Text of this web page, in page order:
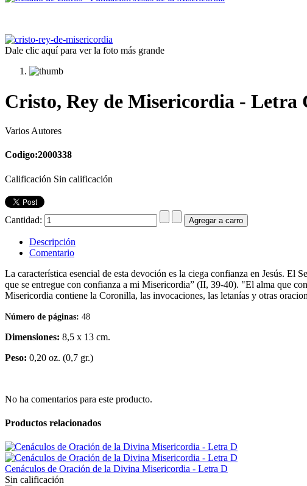
Dale clic aquí para ver la foto más grande
Cristo, Rey de Misericordia - Letra
Varios Autores
Codigo:2000338
Calificación Sin calificación
Cantidad:
Descripción
Comentario
La característica esencial de esta devoción es la ciega confianza en Jesús. El
que se entregue con confianza a mi Misericordia” (II, 39-40). "El alma que
Misericordia contiene la Coronilla, las invocaciones, las letanías y otras
Número de páginas: 48
Dimensiones: 8,5 x 13 cm.
Peso: 0,20 oz. (0,7 gr.)
No ha comentarios para este producto.
Productos relacionados
Cenáculos de Oración de la Divina Misericordia - Letra D
Sin calificación